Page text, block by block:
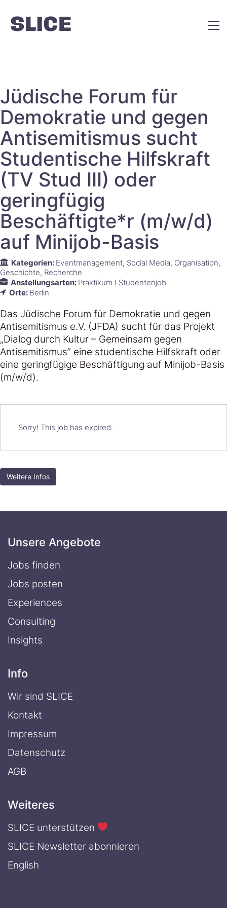
Jüdische Forum für
Demokratie und gegen
Antisemitismus sucht
Studentische Hilfskraft
(TV Stud III) oder
geringfügig
Beschäftigte*r (m/w/d)
auf Minijob-Basis
Kategorien: Eventmanagement Social Media Organisation
Geschichte Recherche
Anstellungsarten: Praktikum I Studentenjob
Orte: Berlin
Das Jüdische Forum für Demokratie und gegen
Antisemitismus e.V. (JFDA) sucht für das Projekt
„Dialog durch Kultur – Gemeinsam gegen
Antisemitismus” eine studentische Hilfskraft oder
eine geringfügige Beschäftigung auf Minijob-Basis
(m/w/d).
Sorry! This job has expired.
Weitere Infos
Unsere Angebote
Jobs finden
Jobs posten
Experiences
Consulting
Insights
Info
Wir sind SLICE
Kontakt
Impressum
Datenschutz
AGB
Weiteres
SLICE unterstützen
SLICE Newsletter abonnieren
English